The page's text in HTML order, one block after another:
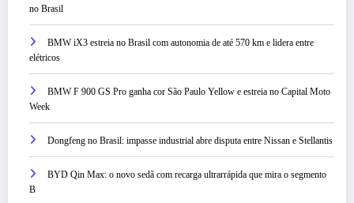
no Brasil
BMW iX3 estreia no Brasil com autonomia de até 570 km e lidera entre
elétricos
BMW F 900 GS Pro ganha cor São Paulo Yellow e estreia no Capital Moto
Week
Dongfeng no Brasil: impasse industrial abre disputa entre Nissan e Stellantis
BYD Qin Max: o novo sedã com recarga ultrarrápida que mira o segmento
B